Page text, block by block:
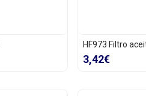
HF973 Filtro
3,42€